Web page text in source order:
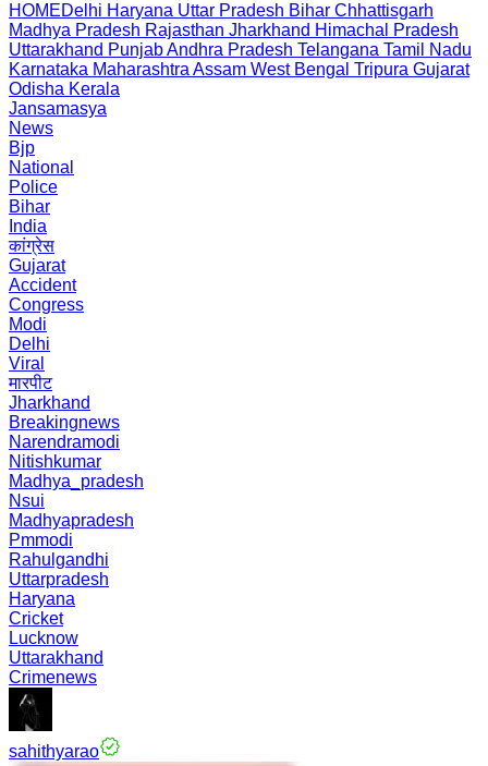
HOMEDelhi Haryana Uttar Pradesh Bihar Chhattisgarh
Madhya Pradesh Rajasthan Jharkhand Himachal Pradesh
Uttarakhand PunjabAndhra Pradesh Telangana Tamil Nadu
Karnataka Maharashtra Assam West Bengal Tripura Gujarat
Odisha Kerala
Jansamasya
News
Bjp
National
Police
Bihar
India
कांग्रेस
Gujarat
Accident
Congress
Modi
Delhi
Viral
मारपीट
Jharkhand
Breakingnews
Narendramodi
Nitishkumar
Madhya_pradesh
Nsui
Madhyapradesh
Pmmodi
Rahulgandhi
Uttarpradesh
Haryana
Cricket
Lucknow
Uttarakhand
Crimenews
sahithyarao